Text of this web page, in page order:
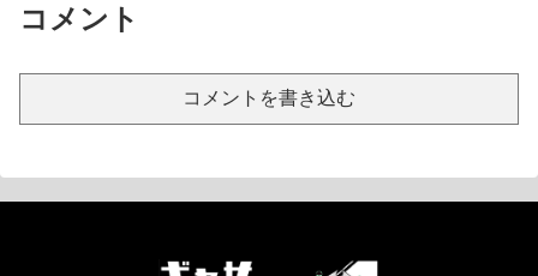
コメント
コメントを書き込む